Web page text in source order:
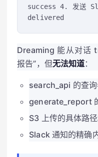
success 4. 发送
delivered
Dreaming 能从对话
报告”，但无法知道：
search_api 的查
generate_report
S3 上传的具体路
Slack 通知的精确